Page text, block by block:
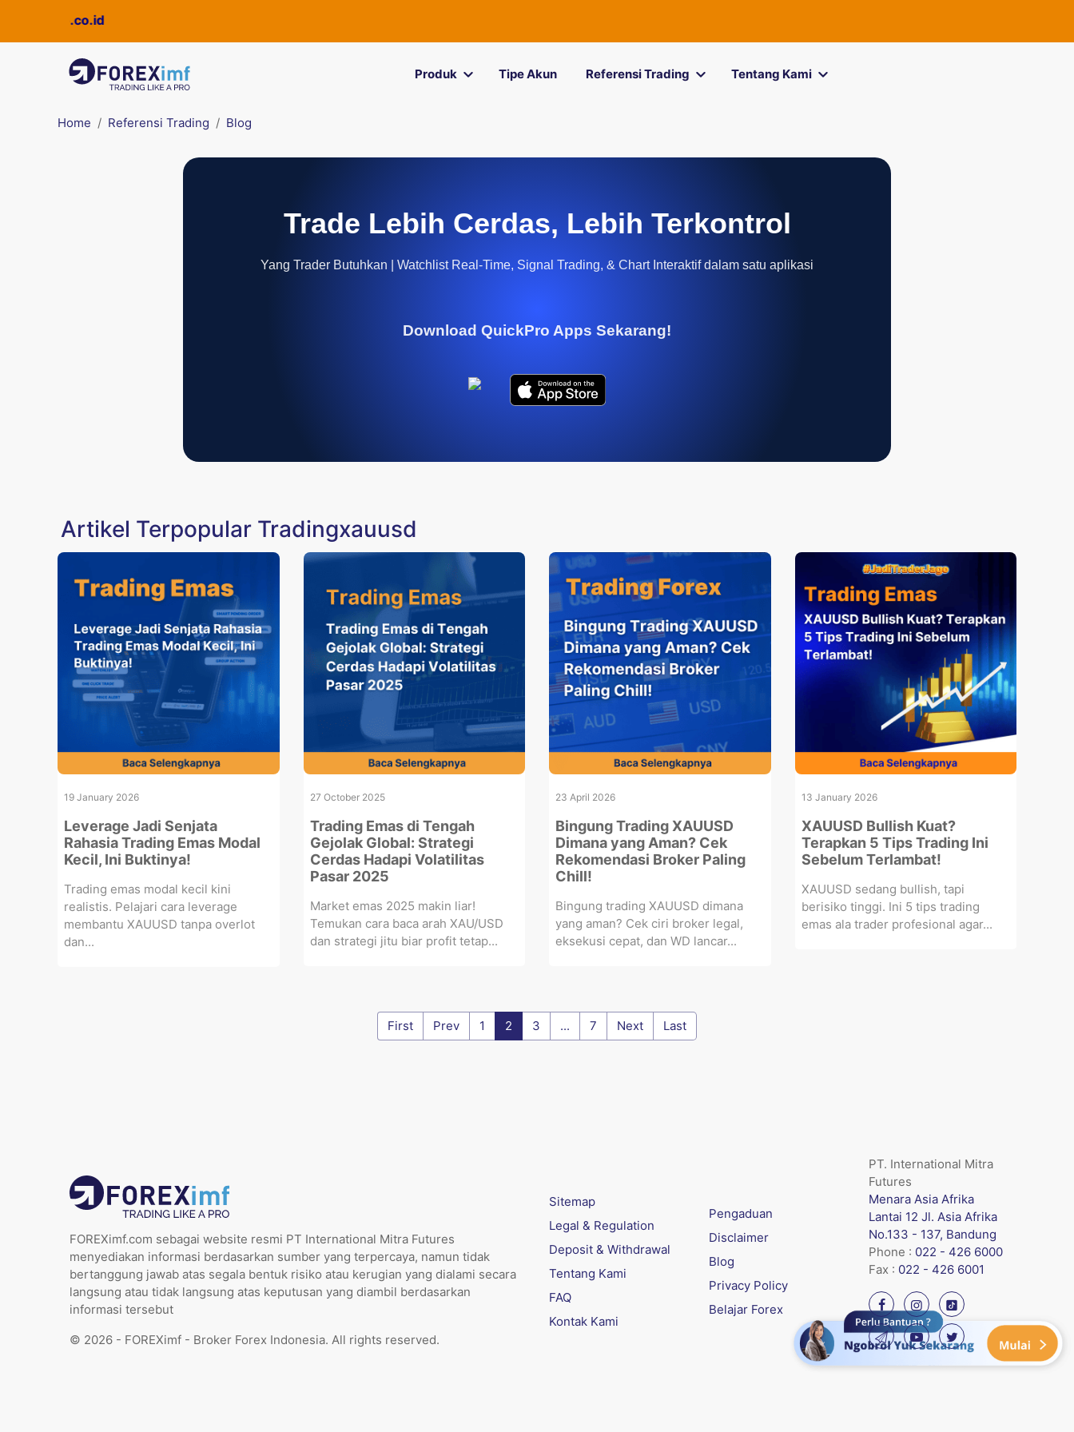
Produk Tipe Akun Referensi Trading Tentang Kami
Home Referensi Trading Blog
Trade Lebih Cerdas, Lebih Terkontrol
Yang Trader Butuhkan | Watchlist Real-Time, Signal Trading, & Chart Interaktif dalam satu aplikasi
Download QuickPro Apps Sekarang!
Artikel Terpopular Tradingxauusd
19 January 2026
Leverage Jadi Senjata
Rahasia Trading Emas Modal
Kecil, Ini Buktinya!
Trading emas modal kecil kini
realistis. Pelajari cara leverage
membantu XAUUSD tanpa overlot
dan...
27 October 2025
Trading Emas di Tengah
Gejolak Global: Strategi
Cerdas Hadapi Volatilitas
Pasar 2025
Market emas 2025 makin liar!
Temukan cara baca arah XAU/USD
dan strategi jitu biar profit tetap...
23 April 2026
Bingung Trading XAUUSD
Dimana yang Aman? Cek
Rekomendasi Broker Paling
Chill!
Bingung trading XAUUSD dimana
yang aman? Cek ciri broker legal,
eksekusi cepat, dan WD lancar...
13 January 2026
XAUUSD Bullish Kuat?
Terapkan 5 Tips Trading Ini
Sebelum Terlambat!
XAUUSD sedang bullish, tapi
berisiko tinggi. Ini 5 tips trading
emas ala trader profesional agar...
First Prev 1 2 3 ... 7 Next Last
FOREXimf.com sebagai website resmi PT International Mitra Futures
menyediakan informasi berdasarkan sumber yang terpercaya, namun tidak
bertanggung jawab atas segala bentuk risiko atau kerugian yang dialami secara
langsung atau tidak langsung atas keputusan yang diambil berdasarkan
informasi tersebut
© 2026 - FOREXimf - Broker Forex Indonesia. All rights reserved.
Sitemap
Legal & Regulation
Deposit & Withdrawal
Tentang Kami
FAQ
Kontak Kami
Pengaduan
Disclaimer
Blog
Privacy Policy
Belajar Forex
PT. International Mitra
Futures
Menara Asia Afrika
Lantai 12 Jl. Asia Afrika
No.133 - 137, Bandung
Phone : 022 - 426 6000
Fax : 022 - 426 6001